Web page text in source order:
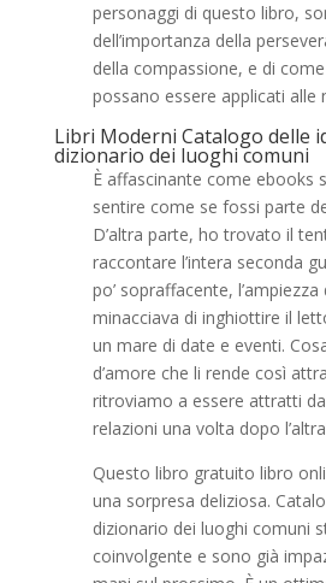
personaggi di questo libro,
dell’importanza della
della compassione, e di
possano essere applicati alle
Libri Moderni Catalogo delle
dizionario dei luoghi comuni
È affascinante come ebooks
sentire come se fossi parte
D’altra parte, ho trovato il
raccontare l’intera seconda
po’ sopraffacente,
minacciava di inghiottire il
un mare di date e eventi.
d’amore che li rende così
ritroviamo a essere attratti
relazioni una volta dopo
Questo libro gratuito libro
una sorpresa deliziosa.
dizionario dei luoghi comuni
coinvolgente e sono già